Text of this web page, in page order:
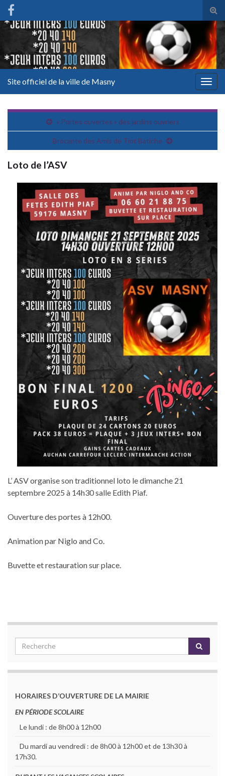
Site officiel de la ville de Masny
« Portes ouvertes » des jardins ouvriers
Brocante des Amis de Tiot Batiche
Loto de l’ASV
L’ ASV organise son traditionnel loto le dimanche 21
septembre 2025 à 14h30 salle Edith Piaf.
Ouverture des portes à 12h00.
Animation par Niglo and Co.
Buvette et restauration sur place.
HORAIRES D’OUVERTURE DE LA MAIRIE
EN PÉRIODE SCOLAIRE
Le lundi : de 8h00 à 12h00
Du mardi au vendredi : de 8h00 à 12h00 et de 13h30 à
17h30.